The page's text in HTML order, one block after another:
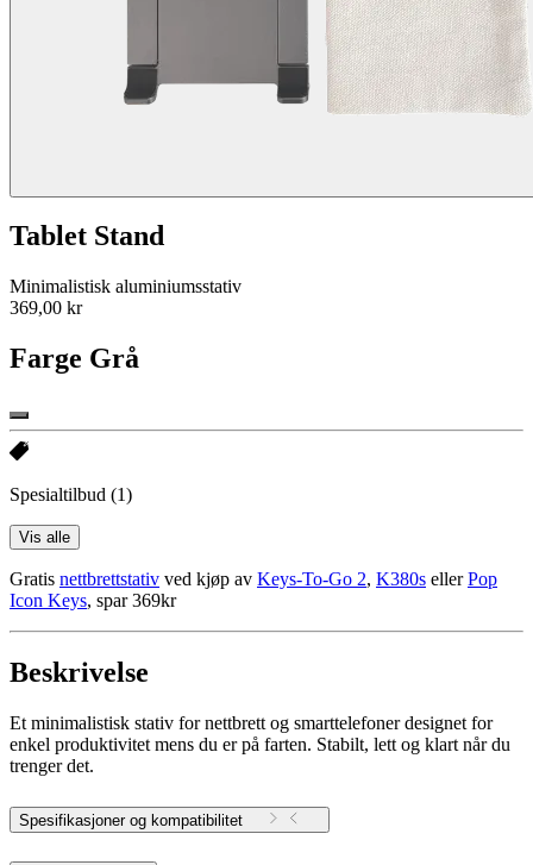
Tablet Stand
Minimalistisk aluminiumsstativ
369,00 kr
Farge Grå
Spesialtilbud (1)
Vis alle
Gratis nettbrettstativ ved kjøp av Keys-To-Go 2, K380s ellerPop
Icon Keys, spar 369kr
Beskrivelse
Et minimalistisk stativ for nettbrett og smarttelefoner designet for
enkel produktivitet mens du er på farten. Stabilt, lett og klart når du
trenger det.
Spesifikasjoner og kompatibilitet